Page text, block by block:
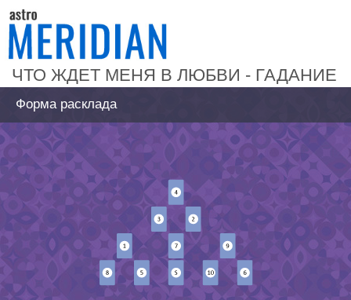
ЧТО ЖДЕТ МЕНЯ В ЛЮБВИ - ГАДАНИЕ
Форма расклада